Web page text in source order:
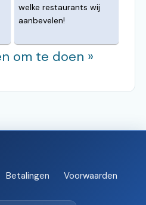
welke restaurants wij
aanbevelen!
om te doen »
Betalingen Voorwaarden